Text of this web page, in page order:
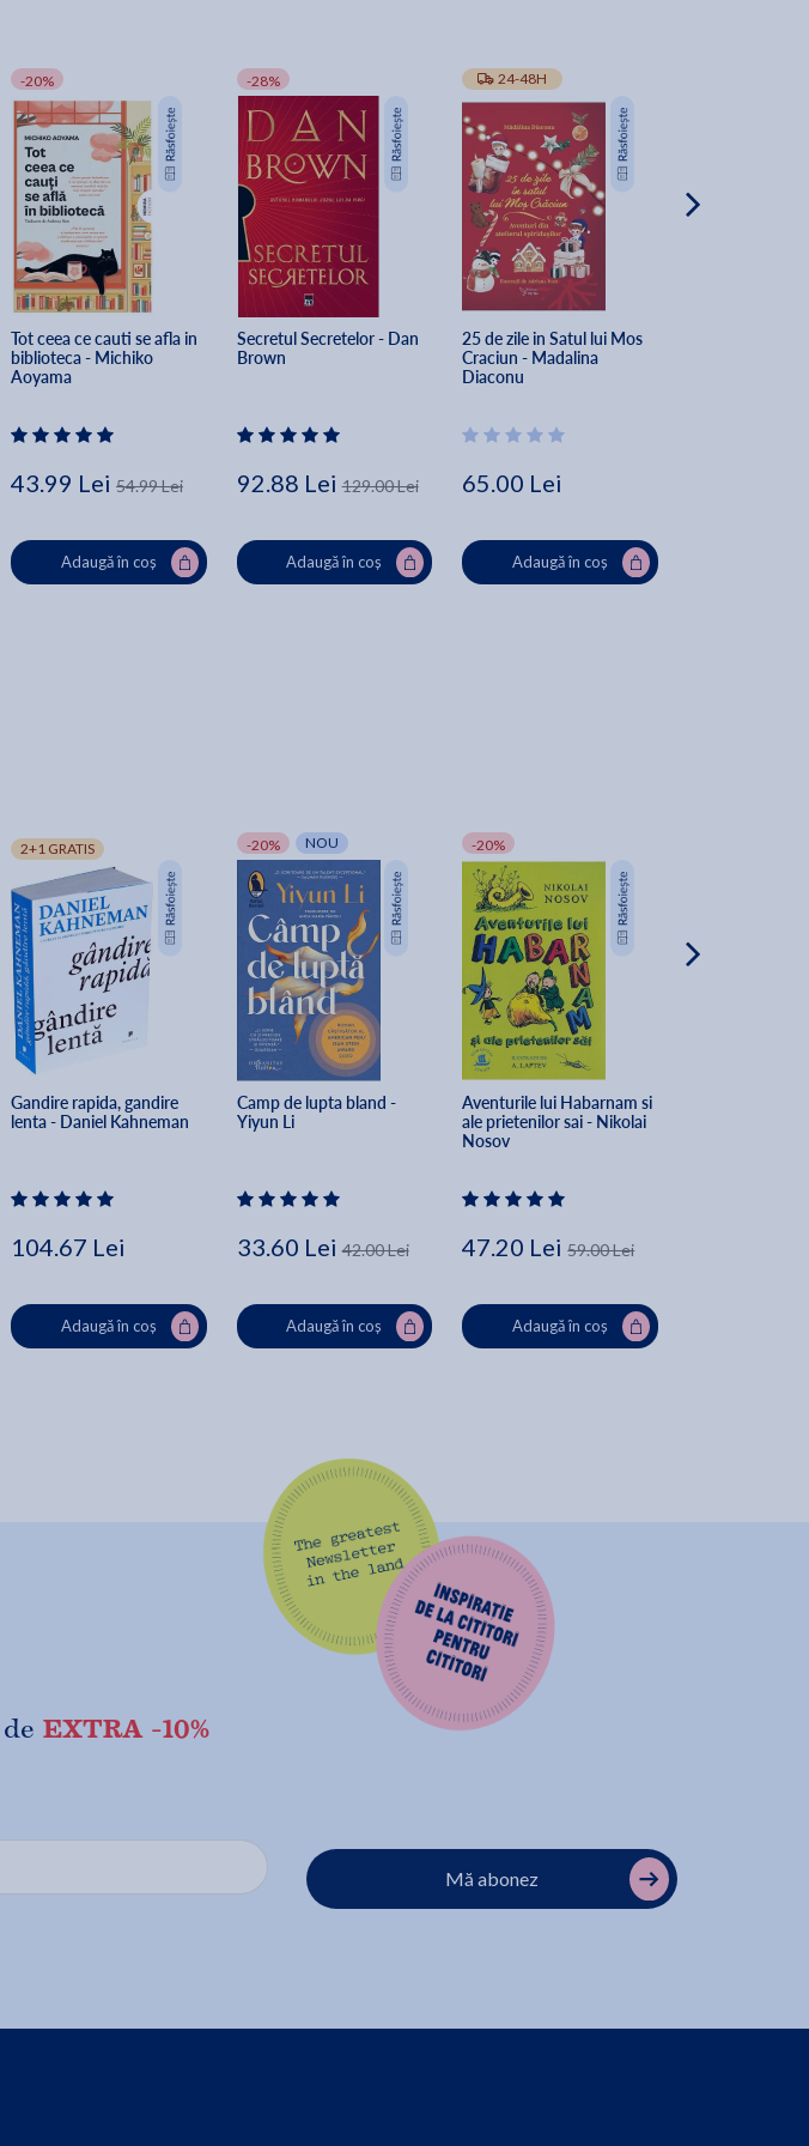
-20%
Tot ceea ce cauti se afla in
biblioteca - Michiko
Aoyama
43.99 Lei 54.99 Lei
Adaugă în coș
-28%
Secretul Secretelor - Dan
Brown
92.88 Lei 129.00 Lei
Adaugă în coș
24-48H
25 de zile in Satul lui Mos
Craciun - Madalina
Diaconu
65.00 Lei
Adaugă în coș
2+1 GRATIS
Gandire rapida, gandire
lenta - Daniel Kahneman
104.67 Lei
Adaugă în coș
-20% NOU
Camp de lupta bland -
Yiyun Li
33.60 Lei 42.00 Lei
Adaugă în coș
-20%
Aventurile lui Habarnam si
ale prietenilor sai - Nikolai
Nosov
47.20 Lei 59.00 Lei
Adaugă în coș
EXTRA -10%
Mă abonez